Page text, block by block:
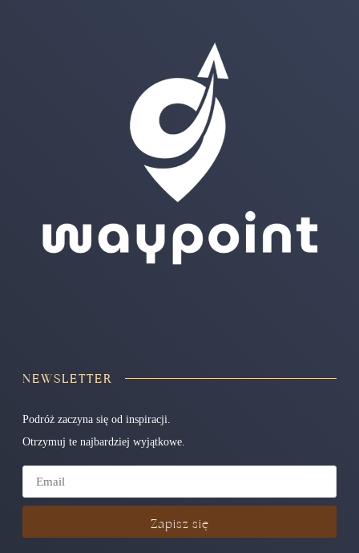
NEWSLETTER
Podróż zaczyna się od inspiracji.
Otrzymuj te najbardziej wyjątkowe.
Zapisz się